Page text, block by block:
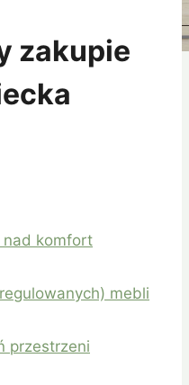
zakupie
nad komfort
mebli
przestrzeni